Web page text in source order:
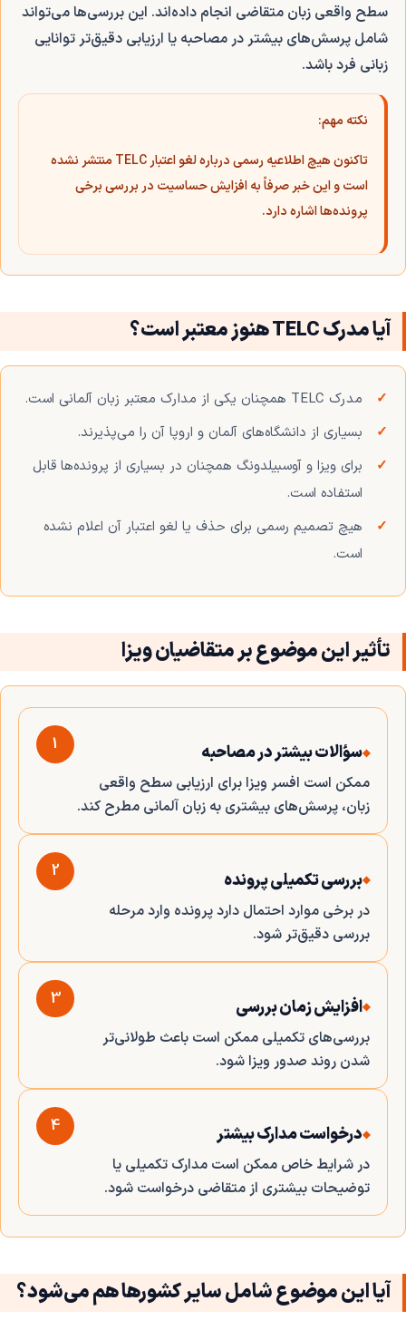
سطح واقعی زبان متقاضی انجام داده‌اند. این بررسی‌ها می‌تواند
شامل پرسش‌های بیشتر در مصاحبه یا ارزیابی دقیق‌تر توانایی
زبانی فرد باشد.
نکته مهم:
تاکنون هیچ اطلاعیه رسمی درباره لغو اعتبار TELC منتشر نشده
است و این خبر صرفاً به افزایش حساسیت در بررسی برخی
پرونده‌ها اشاره دارد.
آیا مدرک TELC هنوز معتبر است؟
مدرک TELC همچنان یکی از مدارک معتبر زبان آلمانی است.
بسیاری از دانشگاه‌های آلمان و اروپا آن را می‌پذیرند.
برای ویزا و آوسبیلدونگ همچنان در بسیاری از پرونده‌ها قابل
استفاده است.
هیچ تصمیم رسمی برای حذف یا لغو اعتبار آن اعلام نشده
است.
تأثیر این موضوع بر متقاضیان ویزا
1 سؤالات بیشتر در مصاحبه
ممکن است افسر ویزا برای ارزیابی سطح واقعی
زبان، پرسش‌های بیشتری به زبان آلمانی مطرح کند.
2 بررسی تکمیلی پرونده
در برخی موارد احتمال دارد پرونده وارد مرحله
بررسی دقیق‌تر شود.
3 افزایش زمان بررسی
بررسی‌های تکمیلی ممکن است باعث طولانی‌تر
شدن روند صدور ویزا شود.
4 درخواست مدارک بیشتر
در شرایط خاص ممکن است مدارک تکمیلی یا
توضیحات بیشتری از متقاضی درخواست شود.
آیا این موضوع شامل سایر کشورها هم می‌شود؟